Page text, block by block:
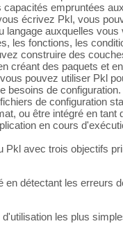
capacités empruntées
écrivez Pkl, vous
langage auxquelles vous
les fonctions, les
construire des
créant des paquets et
pouvez utiliser Pkl
besoins de
de configuration
ou être intégré en tant
en cours
Pkl avec trois objectifs
en détectant les erreurs
les plus